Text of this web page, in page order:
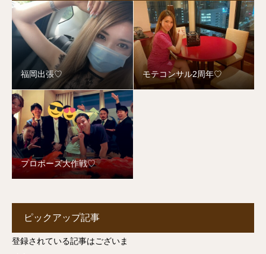
福岡出張♡ モテコンサル2周年♡
プロポーズ大作戦♡
ピックアップ記事
登録されている記事はございま